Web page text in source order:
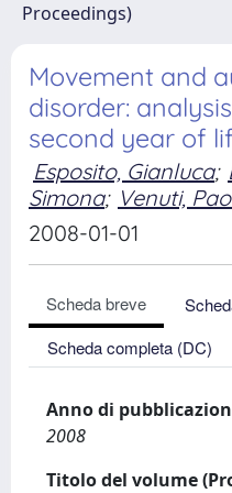
Proceedings)
Movement and
disorder:
second year of
Esposito, Gianluca;
Simona; Venuti,
2008-01-01
Scheda breve
Scheda completa (DC)
Anno di
2008
Titolo del volume